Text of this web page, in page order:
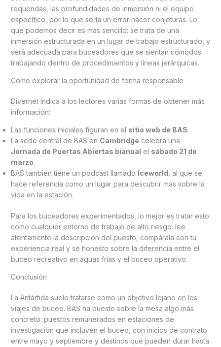
requeridas, las profundidades de inmersión ni el equipo
específico, por lo que sería un error hacer conjeturas. Lo
que podemos decir es más sencillo: se trata de una
inmersión estructurada en un lugar de trabajo estructurado, y
será adecuada para buceadores que se sientan cómodos
trabajando dentro de procedimientos y líneas jerárquicas.
Cómo explorar la oportunidad de forma responsable
Divernet indica a los lectores varias formas de obtener más
información:
Las funciones iniciales figuran en el sitio web de BAS.
La sede central de BAS en Cambridge celebra una
Jornada de Puertas Abiertas bianual el sábado 21 de
marzo.
BAS también tiene un podcast llamado Iceworld , al que se
hace referencia como un lugar para descubrir más sobre la
vida en la estación.
Para los buceadores experimentados, lo mejor es tratar esto
como cualquier entorno de trabajo de alto riesgo: lee
atentamente la descripción del puesto, compárala con tu
experiencia real y sé honesto sobre la diferencia entre el
buceo recreativo en aguas frías y el buceo operativo.
Conclusión
La Antártida suele tratarse como un objetivo lejano en los
viajes de buceo. BAS ha puesto sobre la mesa algo más
concreto: puestos remunerados en estaciones de
investigación que incluyen el buceo, con inicios de contrato
entre mayo y septiembre y destinos que pueden durar hasta